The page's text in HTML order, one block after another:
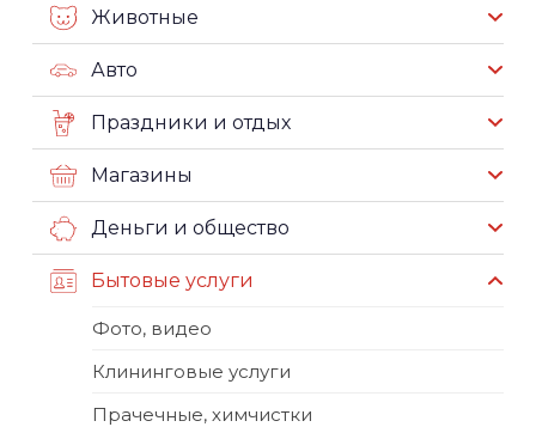
Животные
Авто
Праздники и отдых
Магазины
Деньги и общество
Бытовые услуги
Фото, видео
Клининговые услуги
Прачечные, химчистки